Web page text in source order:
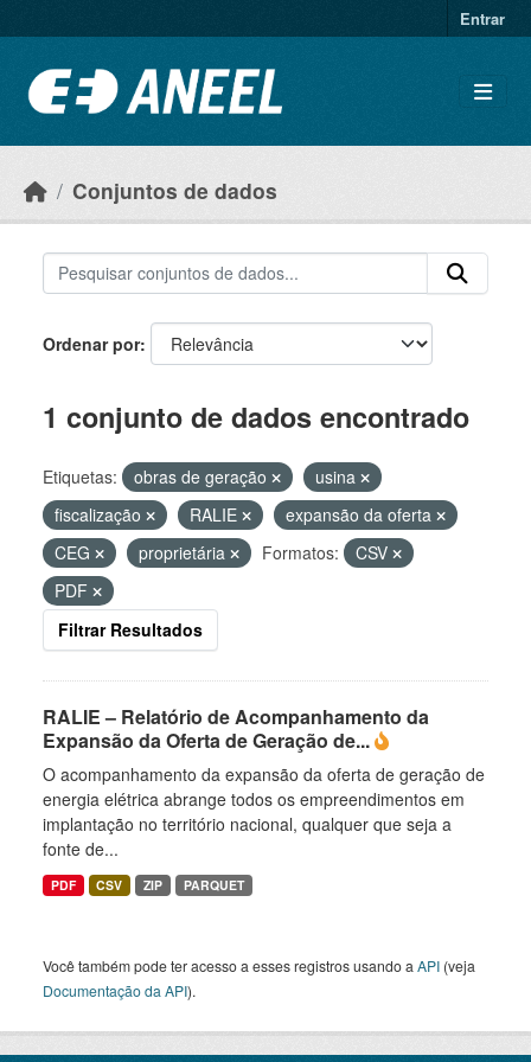
Entrar
Conjuntos de dados
Ordenar por
1 conjunto de dados encontrado
Etiquetas: obras de geração
usina
fiscalização
RALIE
expansão da oferta
CEG
proprietária Formatos:
CSV
PDF
Filtrar Resultados
RALIE – Relatório de Acompanhamento da
Expansão da Oferta de Geração de...
O acompanhamento da expansão da oferta de geração de
energia elétrica abrange todos os empreendimentos em
implantação no território nacional, qualquer que seja a
fonte de...
PDF CSV ZIP PARQUET
Você também pode ter acesso a esses registros usando a API (veja
Documentação da API).